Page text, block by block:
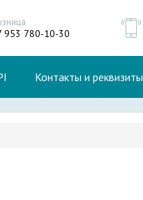
953 780-10-30
Контакты и реквизиты